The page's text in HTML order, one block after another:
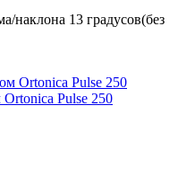
наклона 13 градусов(без
Pulse 250